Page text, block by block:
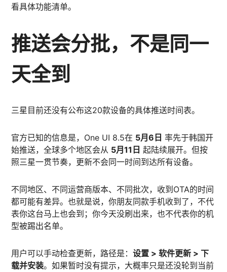
看具体功能清单。
推送会分批，不是同一
天全到
三星目前还没有公布这20款设备的具体推送时间表。
官方已知的信息是，One UI 8.5在 5月6日 率先于韩国开
始推送，全球多个地区会从 5月11日 起陆续展开。但按
照三星一贯节奏，更新不会同一时间到达所有设备。
不同地区、不同运营商版本、不同批次，收到OTA的时间
都可能有差异。也就是说，你朋友同款手机收到了，不代
表你这台马上也会到；你今天没刷出来，也不代表你的机
型被踢出名单。
用户可以手动检查更新，路径是：设置 > 软件更新 > 下
载并安装。如果暂时没有提示，大概率只是还没轮到当前